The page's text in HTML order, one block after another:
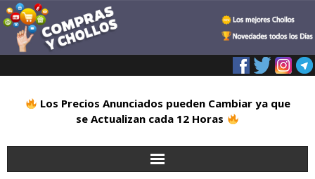
Los Precios Anunciados pueden Cambiar ya que
se Actualizan cada 12 Horas